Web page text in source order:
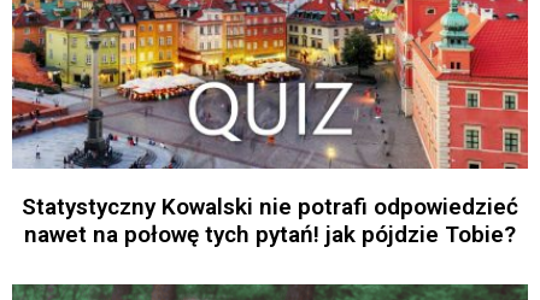
Statystyczny Kowalski nie potrafi odpowiedzieć
nawet na połowę tych pytań! jak pójdzie Tobie?